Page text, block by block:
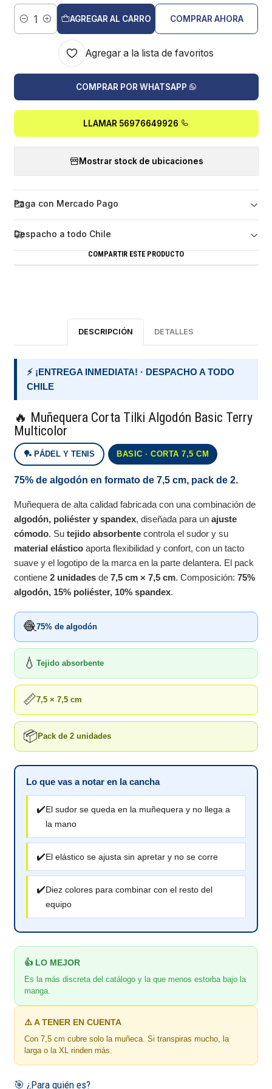
Cantidad
AGREGAR AL CARRO COMPRAR AHORA
Agregar a la lista de favoritos
COMPRAR POR WHATSAPP
LLAMAR 56976649926
Mostrar stock de ubicaciones
Paga con Mercado Pago
Despacho a todo Chile
COMPARTIR ESTE PRODUCTO
DESCRIPCIÓN DETALLES
⚡ ¡ENTREGA INMEDIATA! · DESPACHO A TODO
CHILE
🔥 Muñequera Corta Tilki Algodón Basic Terry
Multicolor
🏓 PÁDEL Y TENIS BASIC · CORTA 7,5 CM
75% de algodón en formato de 7,5 cm, pack de 2.
Muñequera de alta calidad fabricada con una combinación de
algodón, poliéster y spandex, diseñada para unajuste
cómodo. Sutejido absorbente controla el sudor y su
material elástico aporta flexibilidad y confort, con un tacto
suave y el logotipo de la marca en la parte delantera. El pack
contiene2 unidades de7,5 cm × 7,5 cm. Composición:75%
algodón, 15% poliéster, 10% spandex.
🧶75% de algodón
💧Tejido absorbente
📏7,5 × 7,5 cm
📦Pack de 2 unidades
Lo que vas a notar en la cancha
✔️El sudor se queda en la muñequera y no llega a
la mano
✔️El elástico se ajusta sin apretar y no se corre
✔️Diez colores para combinar con el resto del
equipo
👍 LO MEJOR
Es la más discreta del catálogo y la que menos estorba bajo la
manga.
⚠️ A TENER EN CUENTA
Con 7,5 cm cubre solo la muñeca. Si transpiras mucho, la
larga o la XL rinden más.
🎯 ¿Para quién es?